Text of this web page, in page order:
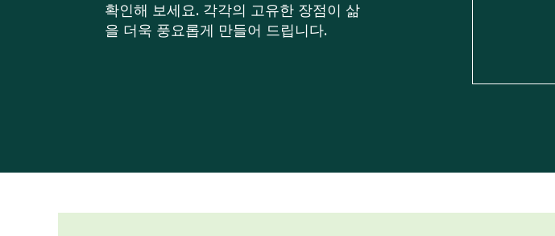
확인해 보세요. 각각의 고유한 장점이 삶
을 더욱 풍요롭게 만들어 드립니다.